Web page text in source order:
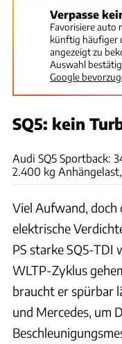
Verpasse
Favorisiere auto
künftig häufiger
angezeigt zu
Auswahl
Google
SQ5: kein
Audi SQ5 Sportback:
2.400 kg Anhängelast,
Viel Aufwand,
elektrische
PS starke SQ5-TDI
WLTP-Zyklus
braucht er spürbar
und Mercedes, um